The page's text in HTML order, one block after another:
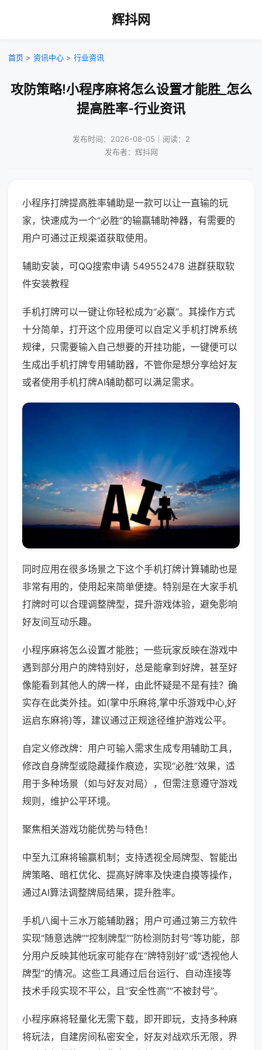
辉抖网
首页 > 资讯中心 > 行业资讯
攻防策略!小程序麻将怎么设置才能胜_怎么
提高胜率-行业资讯
发布时间：2026-08-05｜阅读：2
发布者：辉抖网
小程序打牌提高胜率辅助是一款可以让一直输的玩
家，快速成为一个“必胜”的输赢辅助神器，有需要的
用户可通过正规渠道获取使用。
辅助安装，可QQ搜索申请 549552478 进群获取软
件安装教程
手机打牌可以一键让你轻松成为“必赢”。其操作方式
十分简单，打开这个应用便可以自定义手机打牌系统
规律，只需要输入自己想要的开挂功能，一键便可以
生成出手机打牌专用辅助器，不管你是想分享给好友
或者使用手机打牌AI辅助都可以满足需求。
同时应用在很多场景之下这个手机打牌计算辅助也是
非常有用的，使用起来简单便捷。特别是在大家手机
打牌时可以合理调整牌型，提升游戏体验，避免影响
好友间互动乐趣。
小程序麻将怎么设置才能胜；一些玩家反映在游戏中
遇到部分用户的牌特别好，总是能拿到好牌，甚至好
像能看到其他人的牌一样，由此怀疑是不是有挂？确
实存在此类外挂。如(掌中乐麻将,掌中乐游戏中心,好
运启东麻将)等，建议通过正规途径维护游戏公平。
自定义修改牌：用户可输入需求生成专用辅助工具，
修改自身牌型或隐藏操作痕迹，实现“必胜”效果，适
用于多种场景（如与好友对局），但需注意遵守游戏
规则，维护公平环境。
聚焦相关游戏功能优势与特色！
中至九江麻将输赢机制；支持透视全局牌型、智能出
牌策略、暗杠优化、提高好牌率及快速自摸等操作，
通过AI算法调整牌局结果，提升胜率。
手机八闽十三水万能辅助器；用户可通过第三方软件
实现“随意选牌”“控制牌型”“防检测防封号”等功能，部
分用户反映其他玩家可能存在“牌特别好”或“透视他人
牌型”的情况。这些工具通过后台运行、自动连接等
技术手段实现不平公，且“安全性高”“不被封号”。
小程序麻将轻量化无需下载，即开即玩，支持多种麻
将玩法，自建房间私密安全，好友对战欢乐无限，界